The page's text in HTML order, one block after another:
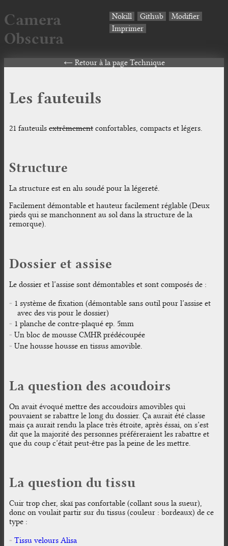
Camera
Obscura
Nokill Github
Modifier
Imprimer
Retour à la page Technique
Les fauteuils
21 fauteuils extrêmement confortables, compacts et légers.
Structure
La structure est en alu soudé pour la légereté.
Facilement démontable et hauteur facilement réglable (Deux
pieds qui se manchonnent au sol dans la structure de la
remorque).
Dossier et assise
Le dossier et l’assise sont démontables et sont composés de :
1 système de fixation (démontable sans outil pour l’assise et
avec des vis pour le dossier)
1 planche de contre-plaqué ep. 5mm
Un bloc de mousse CMHR prédécoupée
Une housse housse en tissus amovible.
La question des acoudoirs
On avait évoqué mettre des accoudoirs amovibles qui
pouvaient se rabattre le long du dossier. Ça aurait été classe
mais ça aurait rendu la place très étroite, après éssai, on s’est
dit que la majorité des personnes préféreraient les rabattre et
que du coup c’était peut-être pas la peine de les mettre.
La question du tissu
Cuir trop cher, skaï pas confortable (collant sous la sueur),
donc on voulait partir sur du tissus (couleur : bordeaux) de ce
type :
Tissu velours Alisa